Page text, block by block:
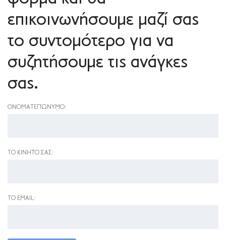
επικοινωνήσουμε μαζί σας
το συντομότερο για να
συζητήσουμε τις ανάγκες
σας.
ΟΝΟΜΑΤΕΠΏΝΥΜΟ:
ΤΟ ΚΙΝΗΤΌ ΣΑΣ:
ΤΟ EMAIL: